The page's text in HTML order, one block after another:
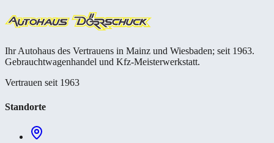
Ihr Autohaus des Vertrauens in Mainz und Wiesbaden; seit 1963.
Gebrauchtwagenhandel und Kfz-Meisterwerkstatt.
Vertrauen seit 1963
Standorte